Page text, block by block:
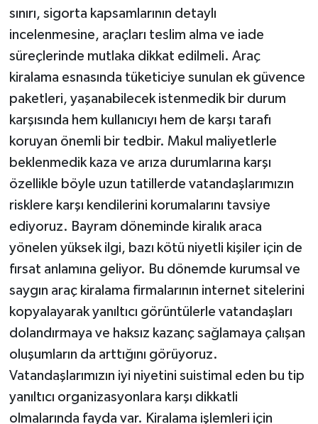
sınırı, sigorta kapsamlarının detaylı
incelenmesine, araçları teslim alma ve iade
süreçlerinde mutlaka dikkat edilmeli. Araç
kiralama esnasında tüketiciye sunulan ek güvence
paketleri, yaşanabilecek istenmedik bir durum
karşısında hem kullanıcıyı hem de karşı tarafı
koruyan önemli bir tedbir. Makul maliyetlerle
beklenmedik kaza ve arıza durumlarına karşı
özellikle böyle uzun tatillerde vatandaşlarımızın
risklere karşı kendilerini korumalarını tavsiye
ediyoruz. Bayram döneminde kiralık araca
yönelen yüksek ilgi, bazı kötü niyetli kişiler için de
fırsat anlamına geliyor. Bu dönemde kurumsal ve
saygın araç kiralama firmalarının internet sitelerini
kopyalayarak yanıltıcı görüntülerle vatandaşları
dolandırmaya ve haksız kazanç sağlamaya çalışan
oluşumların da arttığını görüyoruz.
Vatandaşlarımızın iyi niyetini suistimal eden bu tip
yanıltıcı organizasyonlara karşı dikkatli
olmalarında fayda var. Kiralama işlemleri için